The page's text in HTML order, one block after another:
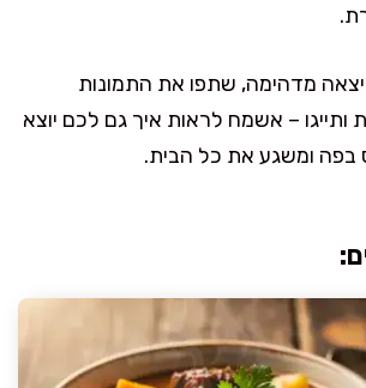
מדהימה, שתפו את התמונות
– אשמח לראות איך גם לכם יוצא
בפה ומשגע את כל הבית.